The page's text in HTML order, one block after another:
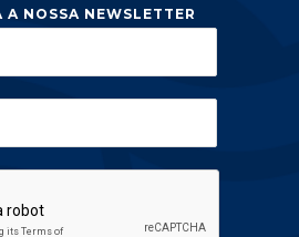
A NOSSA NEWSLETTER